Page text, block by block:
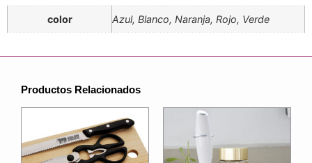
color Azul, Blanco, Naranja, Rojo, Verde
Productos Relacionados